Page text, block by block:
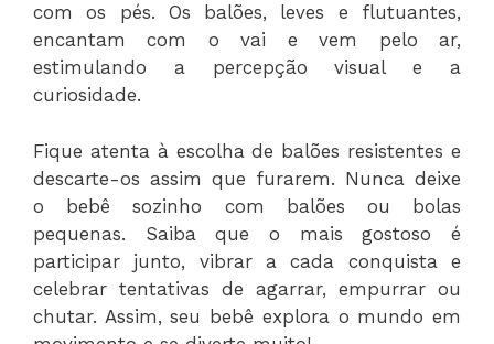
com os pés. Os balões, leves e flutuantes,
encantam com o vai e vem pelo ar,
estimulando a percepção visual e a
curiosidade.
Fique atenta à escolha de balões resistentes e
descarte-os assim que furarem. Nunca deixe
o bebê sozinho com balões ou bolas
pequenas. Saiba que o mais gostoso é
participar junto, vibrar a cada conquista e
celebrar tentativas de agarrar, empurrar ou
chutar. Assim, seu bebê explora o mundo em